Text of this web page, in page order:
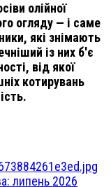
олійної
огляду — і саме
які знімають
із них б'є
від якої
котирувань
липень 2026